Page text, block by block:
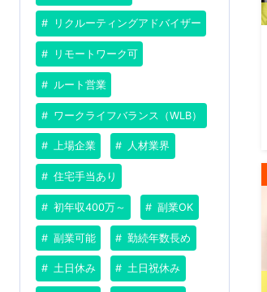
リクルーティングアドバイザー
リモートワーク可
ルート営業
ワークライフバランス（WLB）
上場企業 人材業界
住宅手当あり
初年収400万～ 副業OK
副業可能 勤続年数長め
土日休み 土日祝休み